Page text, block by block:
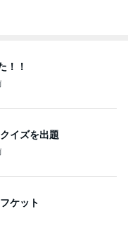
！！
イズを出題
ケット